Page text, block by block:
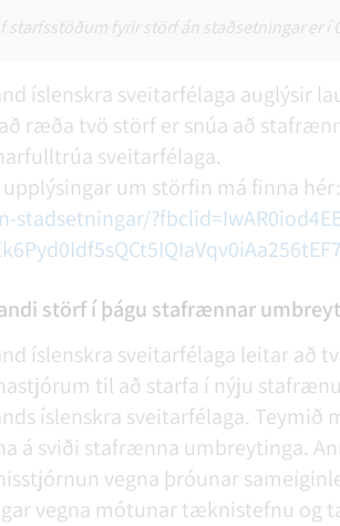
starfsstöðum fyrir störf án staðsetningar er í
íslenskra sveitarfélaga auglýsir
ræða tvö störf er snúa að
sveitarfélaga.
upplýsingar um störfin má finna hér:
stadsetningar/
störf í þágu stafrænnar
íslenskra sveitarfélaga leitar að
til að starfa í nýju
íslenskra sveitarfélaga.
á sviði stafrænna umbreytinga.
vegna þróunar
vegna mótunar tæknistefnu og